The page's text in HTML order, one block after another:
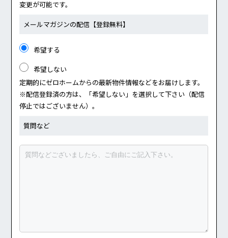
変更が可能です。
メールマガジンの配信【登録無料】
希望する
希望しない
定期的にゼロホームからの最新物件情報などをお届けします。
※配信登録済の方は、「希望しない」を選択して下さい（配信
停止ではございません）。
質問など